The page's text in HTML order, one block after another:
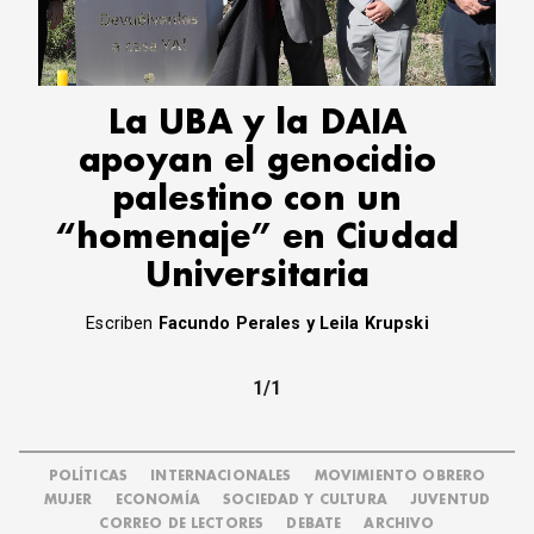
CORREO DE LECTORES
DEBATE
ARCHIVO
DECLARACIONES
OPINIÓN
ALTAMIRA RESPONDE
Política Obrera Revista
CONTACTO
La UBA y la DAIA
apoyan el genocidio
palestino con un
“homenaje” en Ciudad
Universitaria
Escriben Facundo Perales y Leila Krupski
1/1
POLÍTICAS INTERNACIONALES
MOVIMIENTO OBRERO
MUJER
ECONOMÍA SOCIEDAD Y CULTURA
JUVENTUD
CORREO DE LECTORES
DEBATE ARCHIVO